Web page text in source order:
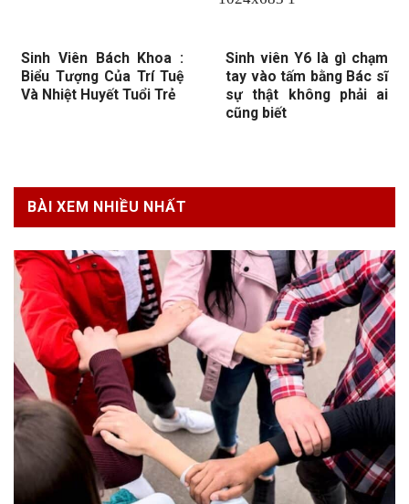
Sinh Viên Bách Khoa :
Biểu Tượng Của Trí Tuệ
Và Nhiệt Huyết Tuổi Trẻ
Sinh viên Y6 là gì chạm
tay vào tấm bằng Bác sĩ
sự thật không phải ai
cũng biết
BÀI XEM NHIỀU NHẤT